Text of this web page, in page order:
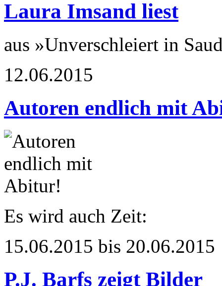
Laura Imsand liest
aus »Unverschleiert in
12.06.2015
Autoren endlich mit
Es wird auch Zeit:
15.06.2015 bis 20.06.2015
P.J. Barfs zeigt Bilder